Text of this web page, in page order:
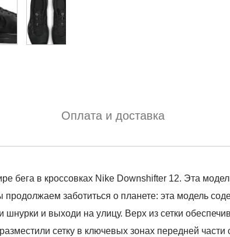
Оплата и доставка
в кроссовках Nike Downshifter 12. Эта модель
заботиться о планете: эта модель
и выходи на улицу. Верх из сетки
сетку в ключевых зонах передней части